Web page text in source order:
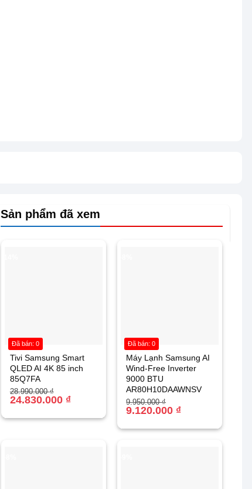
Sản phẩm đã xem
Tivi Samsung Smart
QLED AI 4K 85 inch
85Q7FA
28.990.000₫
Giá
gốc
là:
24.830.000 ₫
Giá
hiện
tại
24.830.000 ₫.
Đã bán: 0
Máy Lạnh Samsung AI
Wind-Free Inverter
9000 BTU
AR80H10DAAWNSV
9.950.000₫
Giá
gốc
là:
9.120.000 ₫
Giá
hiện
tại
9.120.000 ₫.
Đã bán: 0